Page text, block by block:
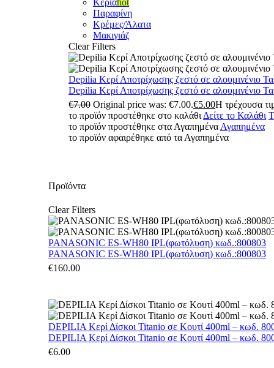
Κεριάhot
Παραφίνη
Κρέμες/Άλατα
Μακιγιάζ
Clear Filters
Depilia Κερί Αποτρίχωσης ζεστό σε αλουμινένιο
Depilia Κερί Αποτρίχωσης ζεστό σε αλουμινένιο
€7.00 Original price was: €7.00.€5.00Η τρέχουσα
το προϊόν προστέθηκε στο καλάθι Δείτε το Καλάθι
το προϊόν προστέθηκε στα Αγαπημένα Αγαπημένα
το προϊόν αφαιρέθηκε από τα Αγαπημένα
Προϊόντα
Clear Filters
PANASONIC ES-WH80 IPL(φωτόλυση) κωδ.:800803
PANASONIC ES-WH80 IPL(φωτόλυση) κωδ.:800803
€160.00
DEPILIA Κερί Δίσκοι Titanio σε Κουτί 400ml – κωδ.
DEPILIA Κερί Δίσκοι Titanio σε Κουτί 400ml – κωδ.
€6.00